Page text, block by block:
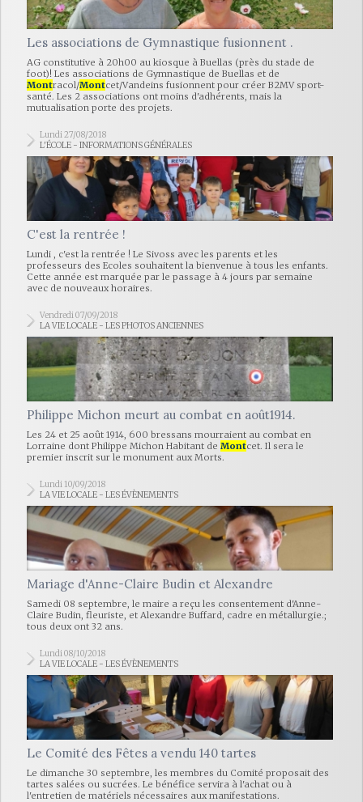
Les associations de Gymnastique fusionnent .
AG constitutive à 20h00 au kiosque à Buellas (près du stade de
foot)! Les associations de Gymnastique de Buellas et de
Montracol/Montcet/Vandeins fusionnent pour créer B2MV sport-
santé. Les 2 associations ont moins d'adhérents, mais la
mutualisation porte des projets.
Lundi 27/08/2018
L'ÉCOLE - INFORMATIONS GÉNÉRALES
C'est la rentrée !
Lundi , c'est la rentrée ! Le Sivoss avec les parents et les
professeurs des Ecoles souhaitent la bienvenue à tous les enfants.
Cette année est marquée par le passage à 4 jours par semaine
avec de nouveaux horaires.
Vendredi 07/09/2018
LA VIE LOCALE - LES PHOTOS ANCIENNES
Philippe Michon meurt au combat en août1914.
Les 24 et 25 août 1914, 600 bressans mourraient au combat en
Lorraine dont Philippe Michon Habitant de Montcet. Il sera le
premier inscrit sur le monument aux Morts.
Lundi 10/09/2018
LA VIE LOCALE - LES ÉVÈNEMENTS
Mariage d'Anne-Claire Budin et Alexandre
Samedi 08 septembre, le maire a reçu les consentement d'Anne-
Claire Budin, fleuriste, et Alexandre Buffard, cadre en métallurgie.;
tous deux ont 32 ans.
Lundi 08/10/2018
LA VIE LOCALE - LES ÉVÈNEMENTS
Le Comité des Fêtes a vendu 140 tartes
Le dimanche 30 septembre, les membres du Comité proposait des
tartes salées ou sucrées. Le bénéfice servira à l'achat ou à
l'entretien de matériels nécessaires aux manifestations.